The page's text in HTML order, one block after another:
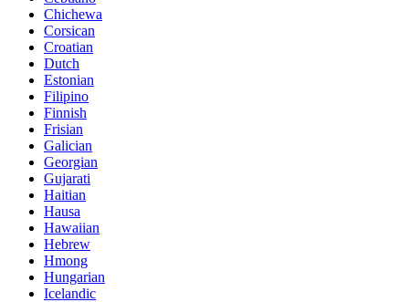
Chichewa
Corsican
Croatian
Dutch
Estonian
Filipino
Finnish
Frisian
Galician
Georgian
Gujarati
Haitian
Hausa
Hawaiian
Hebrew
Hmong
Hungarian
Icelandic